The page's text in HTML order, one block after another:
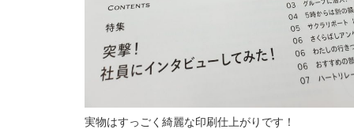
実物はすっごく綺麗な印刷仕上がりです！